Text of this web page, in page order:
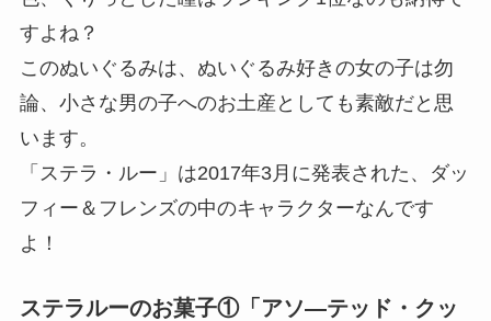
すよね？
このぬいぐるみは、ぬいぐるみ好きの女の子は勿
論、小さな男の子へのお土産としても素敵だと思
います。
「ステラ・ルー」は2017年3月に発表された、ダッ
フィー＆フレンズの中のキャラクターなんです
よ！
ステラルーのお菓子①「アソ―テッド・クッ